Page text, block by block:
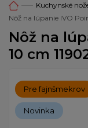
Kuchynské
Nôž na lúpanie IVO
Nôž na
10 cm
Pre fajnšmekrov
Novinka